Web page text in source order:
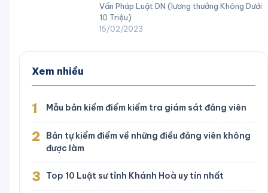
Vấn Pháp Luật DN (lương thưởng Không Dưới
10 Triệu)
15/02/2023
Xem nhiều
1 Mẫu bản kiểm điểm kiểm tra giám sát đảng viên
2
Bản tự kiểm điểm về những điều đảng viên không
được làm
3 Top 10 Luật sư tỉnh Khánh Hoà uy tín nhất